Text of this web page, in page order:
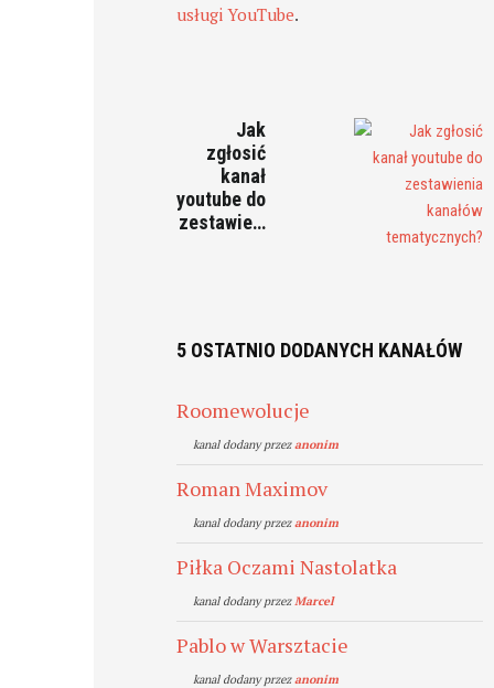
usługi YouTube.
Jak
zgłosić
kanał
youtube do
zestawie…
5 OSTATNIO DODANYCH KANAŁÓW
Roomewolucje
kanal dodany przezanonim
Roman Maximov
kanal dodany przezanonim
Piłka Oczami Nastolatka
kanal dodany przezMarcel
Pablo w Warsztacie
kanal dodany przezanonim